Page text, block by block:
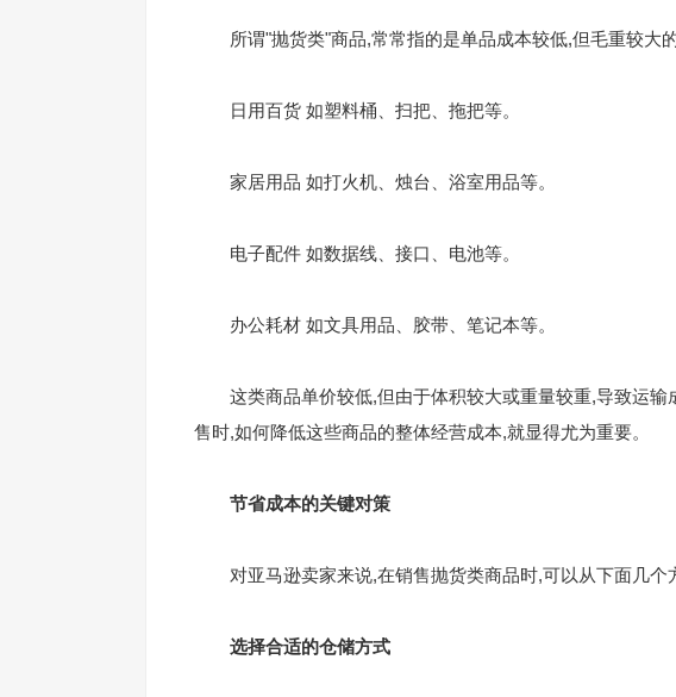
所谓"抛货类"商品,常常指的是单品成本较低,但毛重较大
日用百货 如塑料桶、扫把、拖把等。
家居用品 如打火机、烛台、浴室用品等。
电子配件 如数据线、接口、电池等。
办公耗材 如文具用品、胶带、笔记本等。
这类商品单价较低,但由于体积较大或重量较重,导致运输
售时,如何降低这些商品的整体经营成本,就显得尤为重要。
节省成本的关键对策
对亚马逊卖家来说,在销售抛货类商品时,可以从下面几个
选择合适的仓储方式